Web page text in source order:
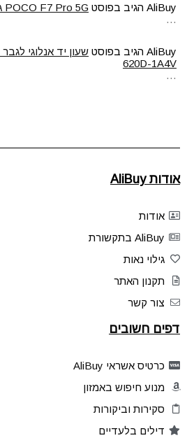
AliBuy הגיב בפוסט POCO F7 Pro 5G גירסא גלובלית
…
AliBuy הגיב בפוסט
620D-1A4V
…
אודות AliBuy
אודות
AliBuy בתקשורת
גילוי נאות
תקנון האתר
צור קשר
דפים חשובים
כרטיס אשראי AliBuy
מנוע חיפוש באמזון
סקירות וביקורות
דילים בלעדיים